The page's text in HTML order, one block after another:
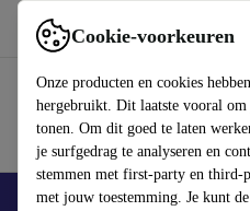
Cookie-voorkeuren
Onze producten en cookies
hergebruikt. Dit laatste vooral
tonen. Om dit goed te laten
je surfgedrag te analyseren en
stemmen met first-party en third-
met jouw toestemming. Je kunt de
Gebruik refurbed snel en eenvoudig
Smartphones Laptops Tablets